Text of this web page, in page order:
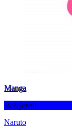
Manga
Befejezett
Naruto